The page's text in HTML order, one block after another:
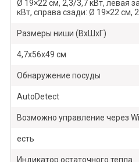
Ø 19×22 см, 2,3/3,7 кВт, левая
кВт, справа сзади: Ø 19×22 см,
Размеры ниши (ВхШхГ)
4,7х56х49 см
Обнаружение посуды
AutoDetect
Возможно управление через
есть
Индикатор остаточного тепла